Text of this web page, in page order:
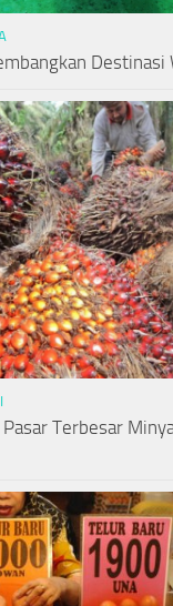
Destinasi
Pasar Terbesar